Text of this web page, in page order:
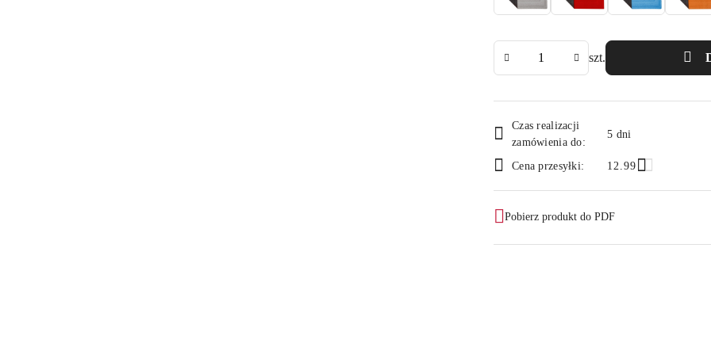
szt.
i
dostawa
Czas realizacji
zamówienia do:
5 dni
Cena przesyłki: 12.99
Pobierz produkt do PDF